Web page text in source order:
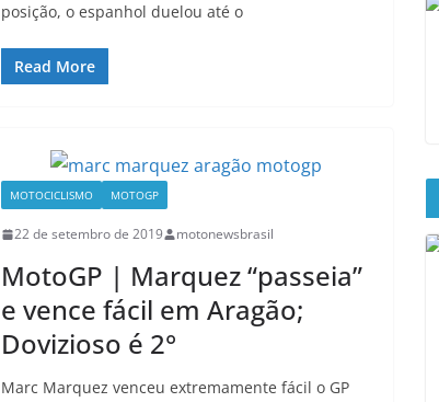
posição, o espanhol duelou até o
Read More
MOTOCICLISMO MOTOGP
22 de setembro de 2019 motonewsbrasil
MotoGP | Marquez “passeia”
e vence fácil em Aragão;
Dovizioso é 2°
Marc Marquez venceu extremamente fácil o GP